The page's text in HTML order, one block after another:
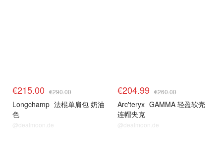
€215.00 €290.00
Longchamp 法棍单肩包 奶油
色
@dealmoon.de
€204.99 €260.00
Arc'teryx GAMMA 轻盈软壳
连帽夹克
@dealmoon.de